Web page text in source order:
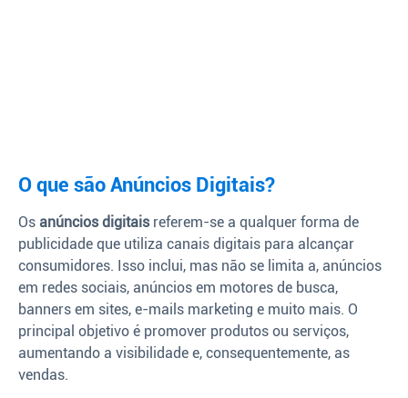
O que são Anúncios Digitais?
Os anúncios digitaisreferem-se a qualquer forma de
publicidade que utiliza canais digitais para alcançar
consumidores. Isso inclui, mas não se limita a, anúncios
em redes sociais, anúncios em motores de busca,
banners em sites, e-mails marketing e muito mais. O
principal objetivo é promover produtos ou serviços,
aumentando a visibilidade e, consequentemente, as
vendas.